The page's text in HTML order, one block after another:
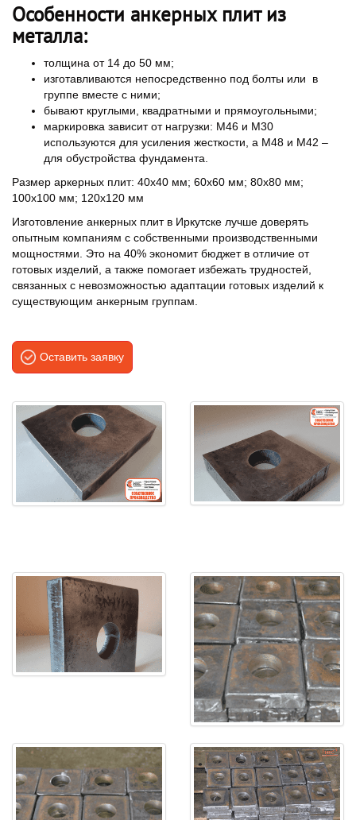
Особенности анкерных плит из
металла:
толщина от 14 до 50 мм;
изготавливаются непосредственно под болты или в
группе вместе с ними;
бывают круглыми, квадратными и прямоугольными;
маркировка зависит от нагрузки: М46 и М30
используются для усиления жесткости, а М48 и М42 –
для обустройства фундамента.
Размер аркерных плит: 40х40 мм; 60х60 мм; 80х80 мм;
100х100 мм; 120х120 мм
Изготовление анкерных плит в Иркутске лучше доверять
опытным компаниям с собственными производственными
мощностями. Это на 40% экономит бюджет в отличие от
готовых изделий, а также помогает избежать трудностей,
связанных с невозможностью адаптации готовых изделий к
существующим анкерным группам.
Оставить заявку